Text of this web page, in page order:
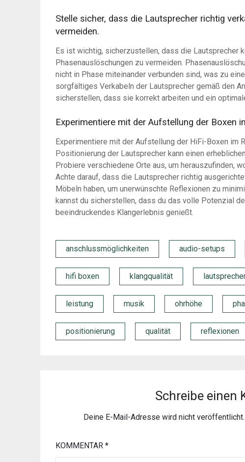
Stelle sicher, dass die Lautsprecher richtig
vermeiden.
Es ist wichtig, sicherzustellen, dass die Lautsprecher
Phasenauslöschungen zu vermeiden.
nicht in Phase miteinander verbunden sind, was zu
sorgfältiges Verkabeln der Lautsprecher gemäß den
sicherstellen, dass sie korrekt arbeiten und ein
Experimentiere mit der Aufstellung der Boxen
Experimentiere mit der Aufstellung der HiFi-Boxen im
Positionierung der Lautsprecher kann einen
Probiere verschiedene Orte aus, um herauszufinden,
Achte darauf, dass die Lautsprecher richtig
Möbeln haben, um unerwünschte Reflexionen zu
kannst du sicherstellen, dass du das volle Potenzial
beeindruckendes Klangerlebnis genießt.
anschlussmöglichkeiten audio-setups
hifi boxen klangqualität
leistung musik ohrhöhe
positionierung qualität reflexionen
Schreibe einen
Deine E-Mail-Adresse wird nicht veröffentlicht.
KOMMENTAR*